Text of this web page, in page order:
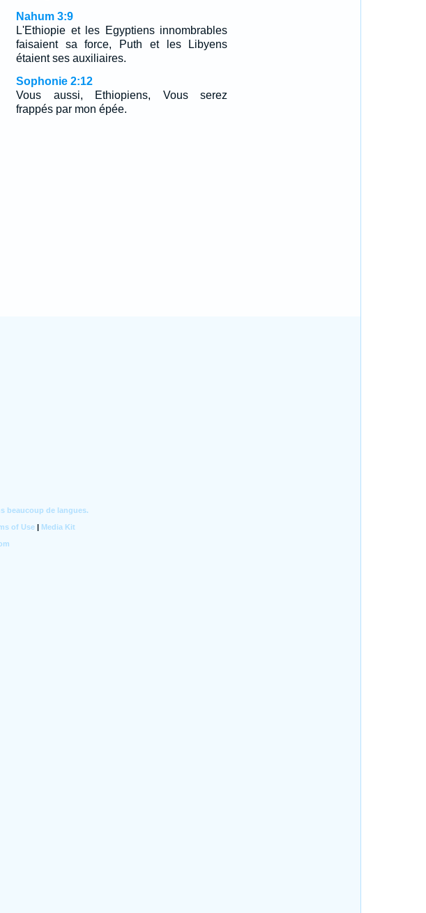
Nahum 3:9
L'Ethiopie et les Egyptiens innombrables
faisaient sa force, Puth et les Libyens
étaient ses auxiliaires.
Sophonie 2:12
Vous aussi, Ethiopiens, Vous serez
frappés par mon épée.